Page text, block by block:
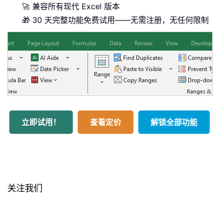
🚀 兼容所有现代 Excel 版本
🎁 30 天完整功能免费试用——无需注册，无任何限制
立即试用！ 查看定价 解锁全部功能
关注我们